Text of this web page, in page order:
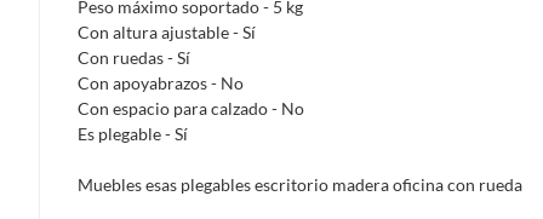
Productos digitales que se entregan a través de una
programas para el computador.
Productos a pedido o confeccionados a medida.
Productos que han sido informados como
remanufacturados o con alguna deficiencia, que sean
Pinturas de un color a solicitud.
Peso máximo soportado - 5 kg
Con altura ajustable - Sí
Con ruedas - Sí
Con apoyabrazos - No
Con espacio para calzado - No
Es plegable - Sí
Muebles esas plegables escritorio madera oficina con rueda